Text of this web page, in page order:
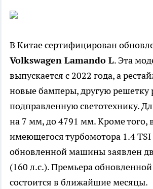
В Китае сертифицирован
Volkswagen Lamando L. Эта
выпускается с 2022 года, а
новые бамперы, другую решетку
подправленную светотехнику.
на 7 мм, до 4791 мм. Кроме того,
имеющегося турбомотора 1.4 TSI
обновленной машины заявлен
(160 л.с.). Премьера
состоится в ближайшие месяцы.